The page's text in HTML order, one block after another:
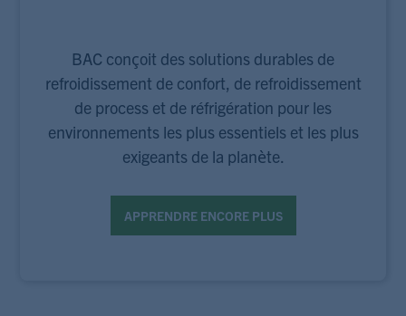
BAC conçoit des solutions durables de
refroidissement de confort, de refroidissement
de process et de réfrigération pour les
environnements les plus essentiels et les plus
exigeants de la planète.
APPRENDRE ENCORE PLUS